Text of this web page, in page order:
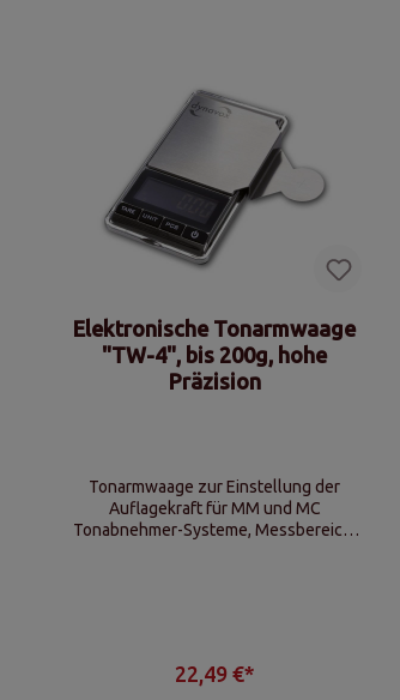
Elektronische Tonarmwaage
"TW-4", bis 200g, hohe
Präzision
Tonarmwaage zur Einstellung der
Auflagekraft für MM und MC
Tonabnehmer-Systeme, Messbereich:
22,49 €*